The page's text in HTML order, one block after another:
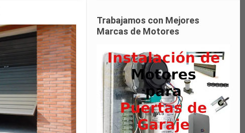
Trabajamos con Mejores
Marcas de Motores